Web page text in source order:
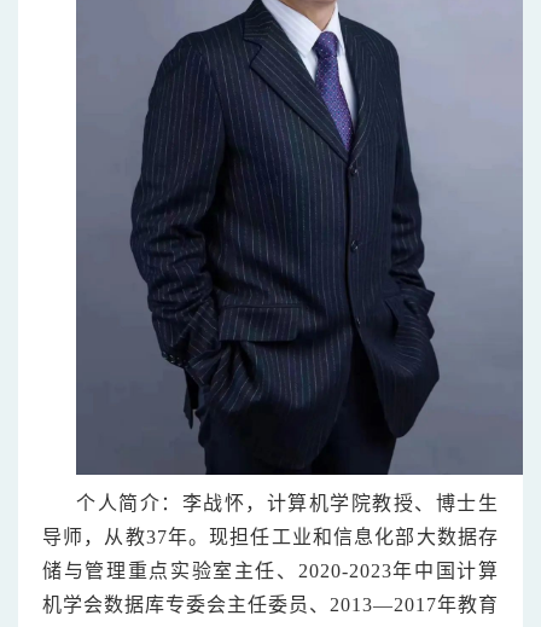
个人简介： 李战怀，计算机学院教授、博士生
导师，从教37年。现担任工业和信息化部大数据存
储与管理重点实验室主任、2020-2023年中国计算
机学会数据库专委会主任委员、2013—2017年教育